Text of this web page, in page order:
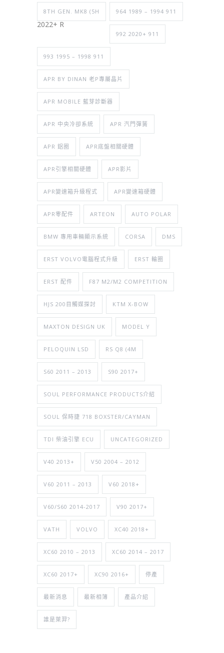
8TH GEN. MK8 (5H
2022+ R
964 1989 – 1994 911
992 2020+ 911
993 1995 – 1998 911
APR BY DINAN 老P專屬晶片
APR MOBILE 藍芽診斷器
APR 中央冷卻系統 APR 汽門彈簧
APR 鋁圈 APR底盤相關硬體
APR引擎相關硬體 APR影片
APR變速箱升級程式 APR變速箱硬體
APR零配件 ARTEON AUTO POLAR
BMW 專用車輛顯示系統 CORSA DMS
ERST VOLVO電腦程式升級 ERST 輪圈
ERST 配件 F87 M2/M2 COMPETITION
HJS 200目觸媒探討 KTM X-BOW
MAXTON DESIGN UK MODEL Y
PELOQUIN LSD RS Q8 (4M
S60 2011 – 2013 S90 2017+
SOUL PERFORMANCE PRODUCTS介紹
SOUL 保時捷 718 BOXSTER/CAYMAN
TDI 柴油引擎 ECU UNCATEGORIZED
V40 2013+ V50 2004 – 2012
V60 2011 – 2013 V60 2018+
V60/S60 2014-2017 V90 2017+
VATH VOLVO XC40 2018+
XC60 2010 – 2013 XC60 2014 – 2017
XC60 2017+ XC90 2016+ 停產
最新消息 最新相簿 產品介紹
誰是萊羿?